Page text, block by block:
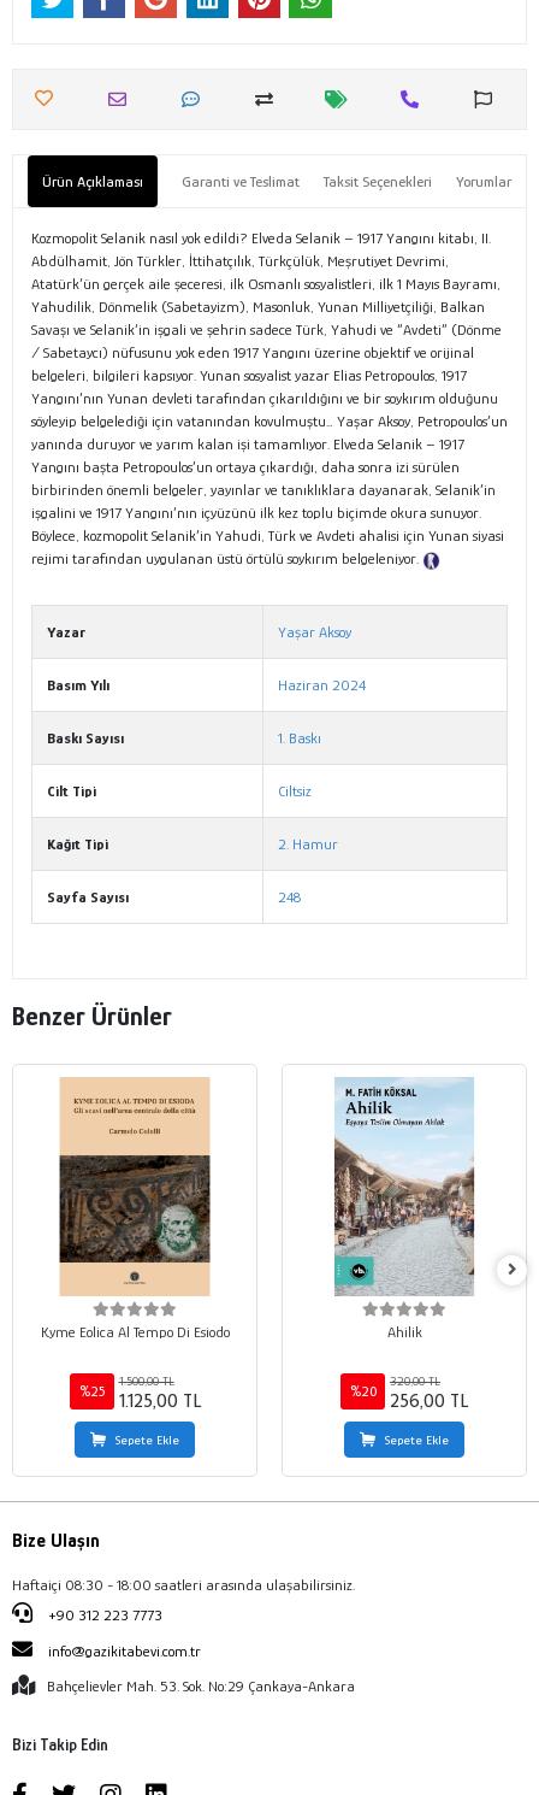
Ürün Açıklaması Garanti ve Teslimat Taksit Seçenekleri Yorumlar
Kozmopolit Selanik nasıl yok edildi? Elveda Selanik – 1917 Yangını kitabı, II.
Abdülhamit, Jön Türkler, İttihatçılık, Türkçülük, Meşrutiyet Devrimi,
Atatürk’ün gerçek aile şeceresi, ilk Osmanlı sosyalistleri, ilk 1 Mayıs Bayramı,
Yahudilik, Dönmelik (Sabetayizm), Masonluk, Yunan Milliyetçiliği, Balkan
Savaşı ve Selanik’in işgali ve şehrin sadece Türk, Yahudi ve “Avdeti” (Dönme
/ Sabetaycı) nüfusunu yok eden 1917 Yangını üzerine objektif ve orijinal
belgeleri, bilgileri kapsıyor. Yunan sosyalist yazar Elias Petropoulos, 1917
Yangını’nın Yunan devleti tarafından çıkarıldığını ve bir soykırım olduğunu
söyleyip belgelediği için vatanından kovulmuştu… Yaşar Aksoy, Petropoulos’un
yanında duruyor ve yarım kalan işi tamamlıyor. Elveda Selanik – 1917
Yangını başta Petropoulos’un ortaya çıkardığı, daha sonra izi sürülen
birbirinden önemli belgeler, yayınlar ve tanıklıklara dayanarak, Selanik’in
işgalini ve 1917 Yangını’nın içyüzünü ilk kez toplu biçimde okura sunuyor.
Böylece, kozmopolit Selanik’in Yahudi, Türk ve Avdeti ahalisi için Yunan siyasi
rejimi tarafından uygulanan üstü örtülü soykırım belgeleniyor.
Yazar Yaşar Aksoy
Basım Yılı Haziran 2024
Baskı Sayısı 1. Baskı
Cilt Tipi Ciltsiz
Kağıt Tipi 2. Hamur
Sayfa Sayısı 248
Benzer Ürünler
Kyme Eolica Al Tempo Di Esiodo
%25
1.500,00 TL
1.125,00 TL
Sepete Ekle
Ahilik
%20
320,00 TL
256,00 TL
Sepete Ekle
Bize Ulaşın
Haftaiçi 08:30 - 18:00 saatleri arasında ulaşabilirsiniz.
+90 312 223 7773
info@gazikitabevi.com.tr
Bahçelievler Mah. 53. Sok. No:29 Çankaya-Ankara
Bizi Takip Edin